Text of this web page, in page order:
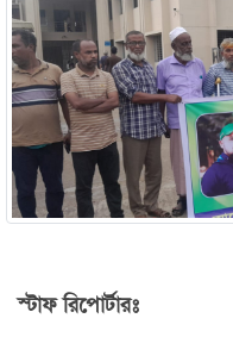
স্টাফ রিপোর্টারঃ